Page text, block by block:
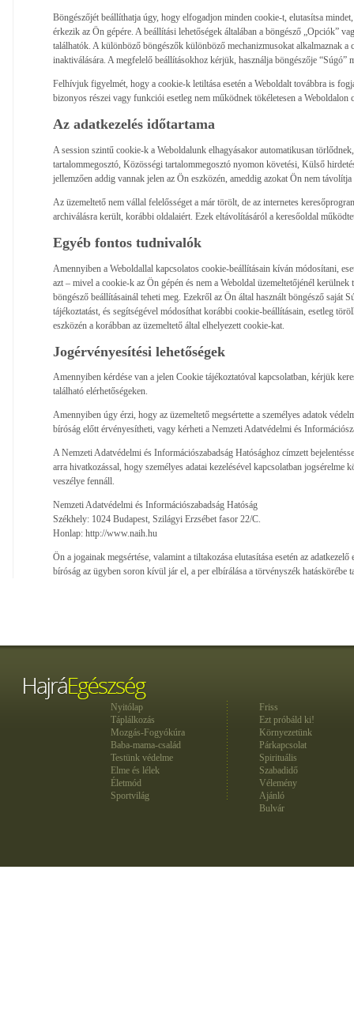
Böngészőjét beállíthatja úgy, hogy elfogadjon minden cookie-t, elutasítsa
érkezik az Ön gépére. A beállítási lehetőségek általában a böngésző „Opciók”
találhatók. A különböző böngészők különböző mechanizmusokat alkalmaznak a
inaktiválására. A megfelelő beállításokhoz kérjük, használja böngészője “Súgó”
Felhívjuk figyelmét, hogy a cookie-k letiltása esetén a Weboldalt továbbra is
bizonyos részei vagy funkciói esetleg nem működnek tökéletesen a Weboldalon
Az adatkezelés időtartama
A session szintű cookie-k a Weboldalunk elhagyásakor automatikusan
tartalommegosztó, Közösségi tartalommegosztó nyomon követési, Külső
jellemzően addig vannak jelen az Ön eszközén, ameddig azokat Ön nem távolítja
Az üzemeltető nem vállal felelősséget a már törölt, de az internetes
archiválásra került, korábbi oldalaiért. Ezek eltávolításáról a keresőoldal
Egyéb fontos tudnivalók
Amennyiben a Weboldallal kapcsolatos cookie-beállításain kíván módosítani,
azt – mivel a cookie-k az Ön gépén és nem a Weboldal üzemeltetőjénél kerülnek
böngésző beállításainál teheti meg. Ezekről az Ön által használt böngésző saját
tájékoztatást, és segítségével módosíthat korábbi cookie-beállításain, esetleg
eszközén a korábban az üzemeltető által elhelyezett cookie-kat.
Jogérvényesítési lehetőségek
Amennyiben kérdése van a jelen Cookie tájékoztatóval kapcsolatban, kérjük
található elérhetőségeken.
Amennyiben úgy érzi, hogy az üzemeltető megsértette a személyes adatok
bíróság előtt érvényesítheti, vagy kérheti a Nemzeti Adatvédelmi és
A Nemzeti Adatvédelmi és Információszabadság Hatósághoz címzett
arra hivatkozással, hogy személyes adatai kezelésével kapcsolatban jogsérelme
veszélye fennáll.
Nemzeti Adatvédelmi és Információszabadság Hatóság
Székhely: 1024 Budapest, Szilágyi Erzsébet fasor 22/C.
Honlap: http://www.naih.hu
Ön a jogainak megsértése, valamint a tiltakozása elutasítása esetén az
bíróság az ügyben soron kívül jár el, a per elbírálása a törvényszék hatáskörébe
Nyitólap
Táplálkozás
Mozgás-Fogyókúra
Baba-mama-család
Testünk védelme
Elme és lélek
Életmód
Sportvilág
Friss
Ezt próbáld ki!
Környezetünk
Párkapcsolat
Spirituális
Szabadidő
Vélemény
Ajánló
Bulvár